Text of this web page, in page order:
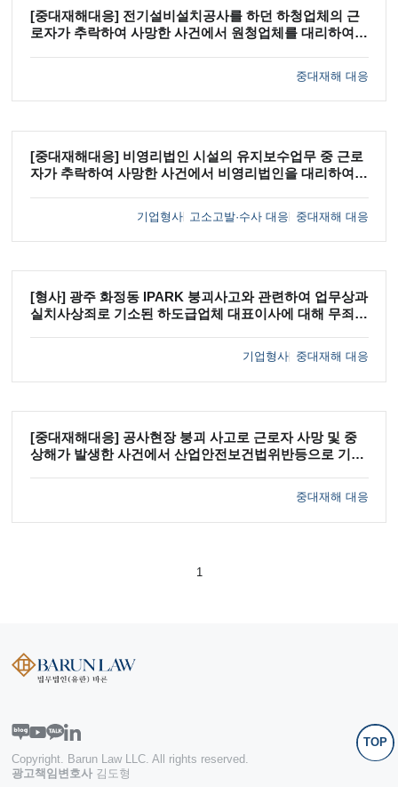
[중대재해대응] 전기설비설치공사를 하던 하청업체의 근
로자가 추락하여 사망한 사건에서 원청업체를 대리하여
중대재해 대응
[중대재해대응] 비영리법인 시설의 유지보수업무 중 근로
자가 추락하여 사망한 사건에서 비영리법인을 대리하여
기업형사 고소고발·수사 대응 중대재해 대응
[형사] 광주 화정동 IPARK 붕괴사고와 관련하여 업무상과
실치사상죄로 기소된 하도급업체 대표이사에 대해 무죄
기업형사 중대재해 대응
[중대재해대응] 공사현장 붕괴 사고로 근로자 사망 및 중
상해가 발생한 사건에서 산업안전보건법위반등으로 기소
중대재해 대응
1
TOP
Copyright. Barun Law LLC. All rights reserved.
광고책임변호사 김도형